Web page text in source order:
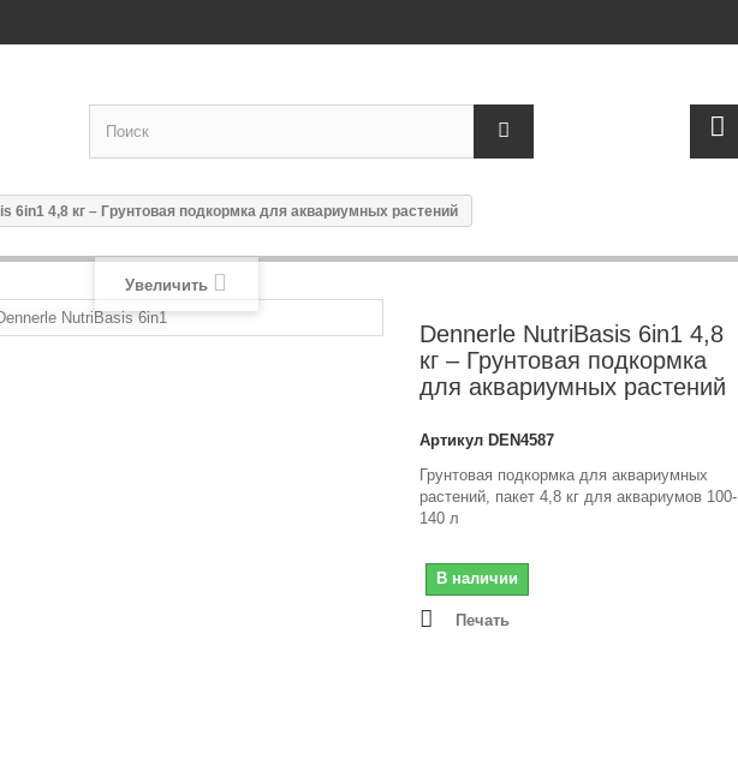
6in1 4,8 кг – Грунтовая подкормка для аквариумных растений
Увеличить
Dennerle NutriBasis 6in1 4,8
кг – Грунтовая подкормка
для аквариумных растений
Артикул DEN4587
Грунтовая подкормка для аквариумных
растений, пакет 4,8 кг для аквариумов 100-
140 л
В наличии
Печать